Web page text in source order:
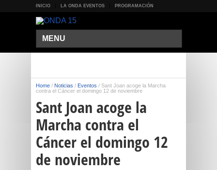
INICIO LA ONDA EVENTOS PROGRAMACIÓN
MENU
Home / Noticias / Eventos / Sant Joan acoge la Marcha
contra el Cáncer el domingo 12 de noviembre
Sant Joan acoge la
Marcha contra el
Cáncer el domingo 12
de noviembre